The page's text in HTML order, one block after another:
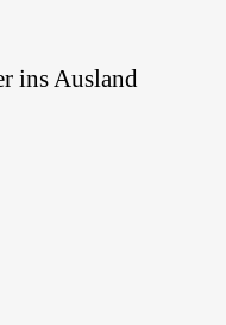
ins Ausland